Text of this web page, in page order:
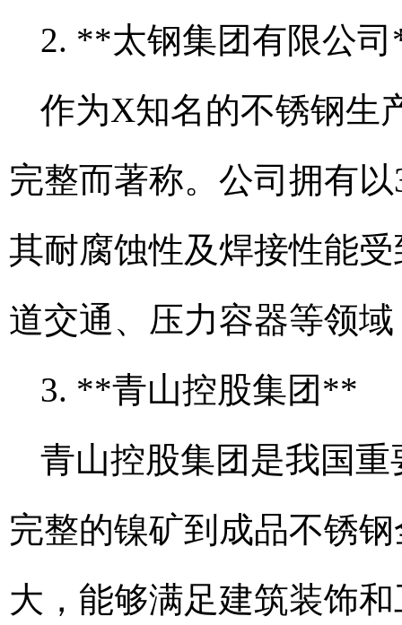
2. **太钢集团有限公
作为X知名的不锈钢生
完整而著称。公司拥有
其耐腐蚀性及焊接性能
道交通、压力容器等领
3. **青山控股集团**
青山控股集团是我国
完整的镍矿到成品不锈
大，能够满足建筑装饰